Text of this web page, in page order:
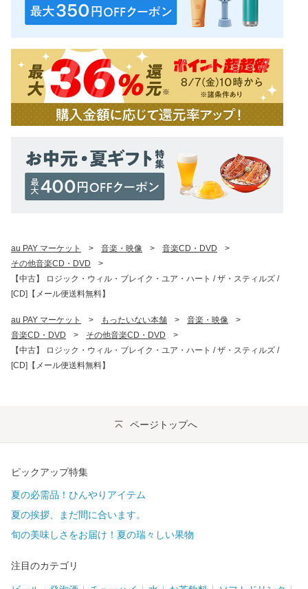
au PAY マーケット > 音楽・映像 > 音楽CD・DVD
>
その他音楽CD・DVD
>
【中古】 ロジック・ウィル・ブレイク・ユア・ハート / ザ・スティルズ /
[CD]【メール便送料無料】
au PAY マーケット > もったいない本舗 > 音楽・映像
>
音楽CD・DVD
> その他音楽CD・DVD
>
【中古】 ロジック・ウィル・ブレイク・ユア・ハート / ザ・スティルズ /
[CD]【メール便送料無料】
ページトップへ
ピックアップ特集
夏の必需品！ひんやりアイテム
夏の挨拶、まだ間に合います。
旬の美味しさをお届け！夏の瑞々しい果物
注目のカテゴリ